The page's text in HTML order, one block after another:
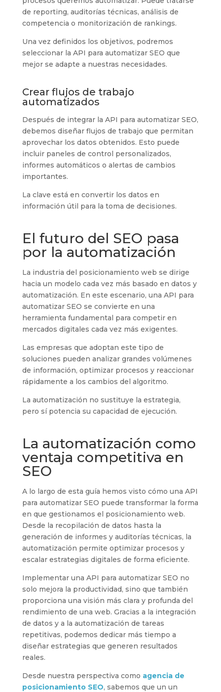
de reporting, auditorías técnicas, análisis de
competencia o monitorización de rankings.
Una vez definidos los objetivos, podremos
seleccionar la API para automatizar SEO que
mejor se adapte a nuestras necesidades.
Crear flujos de trabajo
automatizados
Después de integrar la API para automatizar SEO,
debemos diseñar flujos de trabajo que permitan
aprovechar los datos obtenidos. Esto puede
incluir paneles de control personalizados,
informes automáticos o alertas de cambios
importantes.
La clave está en convertir los datos en
información útil para la toma de decisiones.
El futuro del SEO pasa
por la automatización
La industria del posicionamiento web se dirige
hacia un modelo cada vez más basado en datos y
automatización. En este escenario, una API para
automatizar SEO se convierte en una
herramienta fundamental para competir en
mercados digitales cada vez más exigentes.
Las empresas que adoptan este tipo de
soluciones pueden analizar grandes volúmenes
de información, optimizar procesos y reaccionar
rápidamente a los cambios del algoritmo.
La automatización no sustituye la estrategia,
pero sí potencia su capacidad de ejecución.
La automatización como
ventaja competitiva en
SEO
A lo largo de esta guía hemos visto cómo una API
para automatizar SEO puede transformar la forma
en que gestionamos el posicionamiento web.
Desde la recopilación de datos hasta la
generación de informes y auditorías técnicas, la
automatización permite optimizar procesos y
escalar estrategias digitales de forma eficiente.
Implementar una API para automatizar SEO no
solo mejora la productividad, sino que también
proporciona una visión más clara y profunda del
rendimiento de una web. Gracias a la integración
de datos y a la automatización de tareas
repetitivas, podemos dedicar más tiempo a
diseñar estrategias que generen resultados
reales.
Desde nuestra perspectiva como agencia de
posicionamiento SEO, sabemos que un un